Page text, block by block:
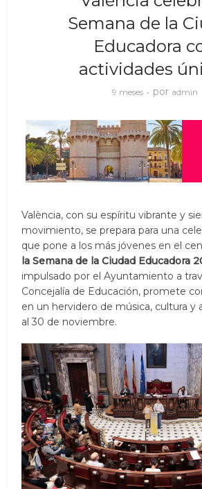
Semana de la
Educadora
actividades
9 meses por admin
València, con su espíritu vibrante y
movimiento, se prepara para una
que pone a los más jóvenes en el
la Semana de la Ciudad Educadora
impulsado por el Ayuntamiento a
Concejalía de Educación, promete
en un hervidero de música, cultura y
al 30 de noviembre.